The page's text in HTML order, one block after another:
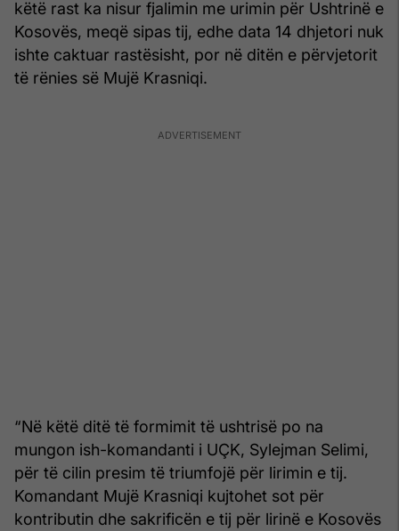
këtë rast ka nisur fjalimin me urimin për Ushtrinë e
Kosovës, meqë sipas tij, edhe data 14 dhjetori nuk
ishte caktuar rastësisht, por në ditën e përvjetorit
të rënies së Mujë Krasniqi.
“Në këtë ditë të formimit të ushtrisë po na
mungon ish-komandanti i UÇK, Sylejman Selimi,
për të cilin presim të triumfojë për lirimin e tij.
Komandant Mujë Krasniqi kujtohet sot për
kontributin dhe sakrificën e tij për lirinë e Kosovës